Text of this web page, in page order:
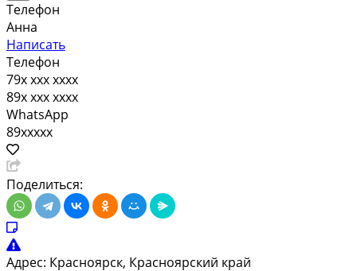
Телефон
Анна
Написать
Телефон
79x xxx xxxx
89x xxx xxxx
WhatsApp
89xxxxx
Поделиться:
Адрес: Красноярск, Красноярский край